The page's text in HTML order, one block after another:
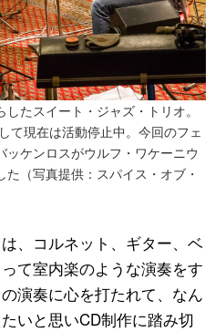
たスイート・ジャズ・トリオ。
て現在は活動停止中。今回のフェ
ケンロスがウルフ・ワケーニウ
（写真提供：スパイス・オブ・
、コルネット、ギター、ベ
て室内楽のような演奏をす
演奏に心を打たれて、なん
いと思いCD制作に踏み切